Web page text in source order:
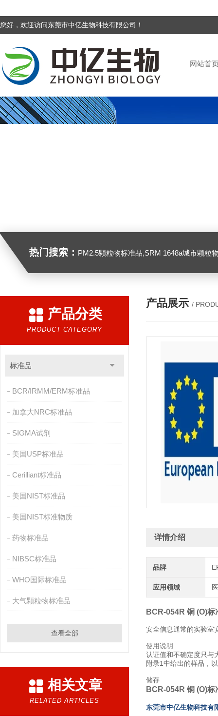
您好，欢迎访问东莞市中亿生物科技有限公司！
网站首
热门搜索： PM2.5颗粒物标准品,SRM 1648a城市颗粒物,SRM 1649B
产品分类
PRODUCT CATEGORY
标准品
BCR/IRMM/ERM标准品
加拿大NRC标准品
SIGMA试剂
美国USP标准品
Cerilliant标准品
美国NIST标准品
美国NIST标准物质
药物标准品
NIBSC标准品
WHO国际标准品
大气颗粒物标准品
查看全部
相关文章
RELATED ARTICLES
产品展示 /
详情介绍
品牌
应用领域
BCR-054R 铜 (O)标
安全信息通常的实验室
使用说明
认证值和不确定度只与
附录1中给出的样品，
储存
BCR-054R 铜 (O)标
东莞市中亿生物科技有